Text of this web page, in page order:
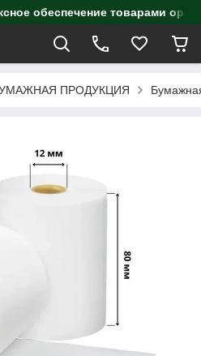
обеспечение товарами
ПРОДУКЦИЯ